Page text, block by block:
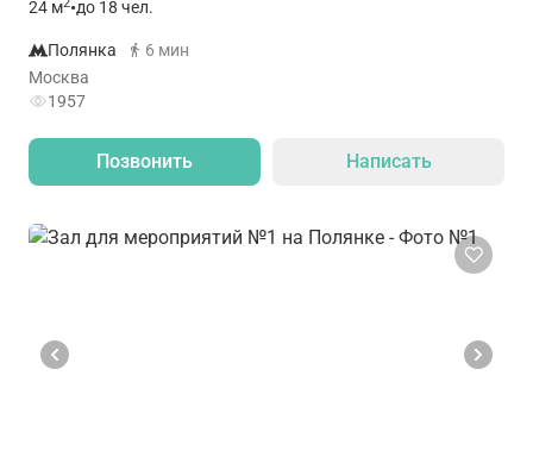
24 м •до 18 чел.
Полянка
6 мин
Москва
1957
Позвонить Написать